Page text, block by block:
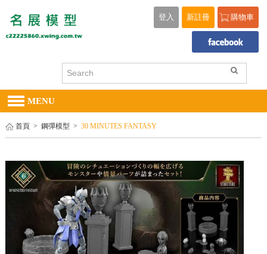
購物車
新註冊
登入
MENU
首頁 > 鋼彈模型 > 30 MINUTES FANTASY